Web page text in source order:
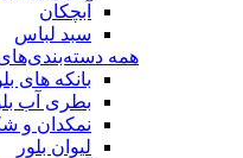
آبچکان
سبد لباس
همه
بانکه های
بطری آب
نمکدان و
لیوان بلور